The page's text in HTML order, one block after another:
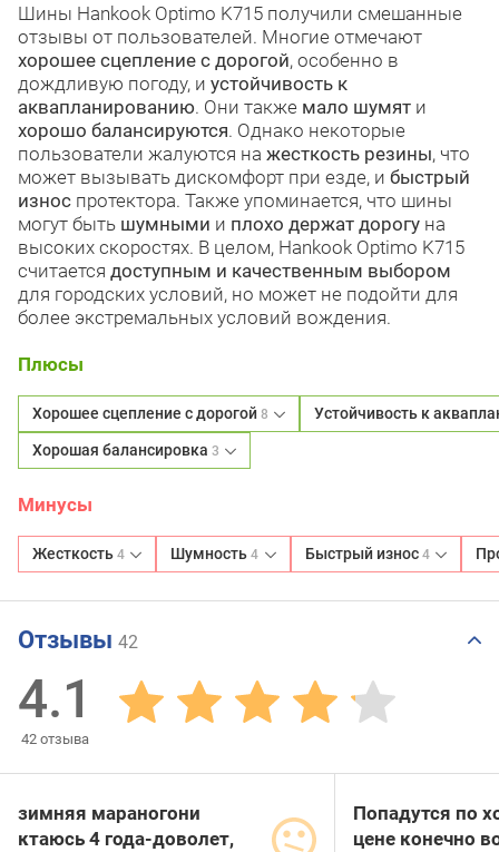
Шины Hankook Optimo K715 получили смешанные
отзывы от пользователей. Многие отмечают
хорошее сцепление с дорогой, особенно в
дождливую погоду, и устойчивость к
аквапланированию. Они также мало шумят и
хорошо балансируются. Однако некоторые
пользователи жалуются на жесткость резины, что
может вызывать дискомфорт при езде, и быстрый
износ протектора. Также упоминается, что шины
могут быть шумными и плохо держат дорогу на
высоких скоростях. В целом, Hankook Optimo K715
считается доступным и качественным выбором
для городских условий, но может не подойти для
более экстремальных условий вождения.
Плюсы
Хорошее сцепление с дорогой 8 Устойчивость к
Хорошая балансировка 3
Минусы
Жесткость 4 Шумность4 Быстрый износ 4
Отзывы 42
4.1
42 отзыва
зимняя мараногони
ктаюсь 4 года-доволет,
Попадутся по
цене конечно